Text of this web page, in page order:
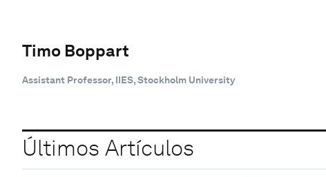
Timo Boppart
Assistant Professor, IIES, Stockholm University
Últimos Artículos